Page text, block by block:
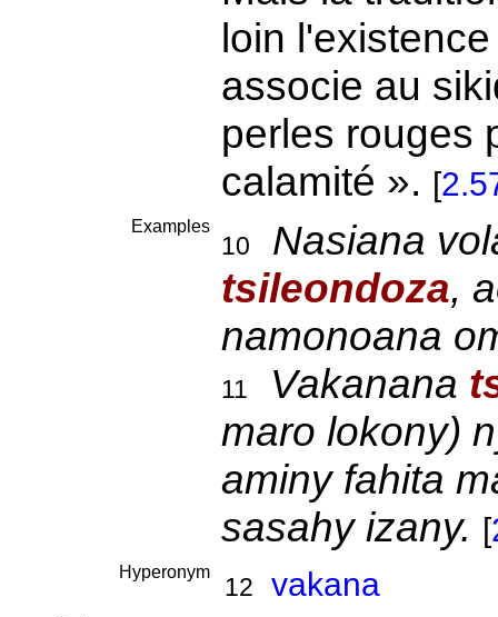
loin
associe au
perles rouges
calamité ». [
Examples
10
Nasiana
tsileondoza,
namonoana
11 Vakanana
maro lokony)
aminy fahita
sasahy izany. [
Hyperonym
12 vakana